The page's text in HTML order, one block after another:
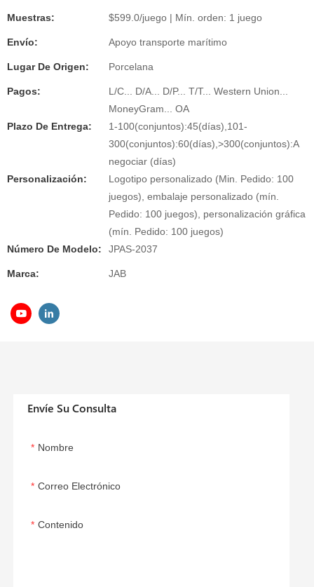
Muestras: $599.0/juego | Mín. orden: 1 juego
Envío: Apoyo transporte marítimo
Lugar De Origen: Porcelana
Pagos:
L/C... D/A... D/P... T/T... Western Union...
MoneyGram... OA
Plazo De Entrega:
1-100(conjuntos):45(días),101-
300(conjuntos):60(días),>300(conjuntos):A
negociar (días)
Personalización:
Logotipo personalizado (Min. Pedido: 100
juegos), embalaje personalizado (mín.
Pedido: 100 juegos), personalización gráfica
(mín. Pedido: 100 juegos)
Número De Modelo:
JPAS-2037
Marca: JAB
Envíe Su Consulta
Nombre
Correo Electrónico
Contenido